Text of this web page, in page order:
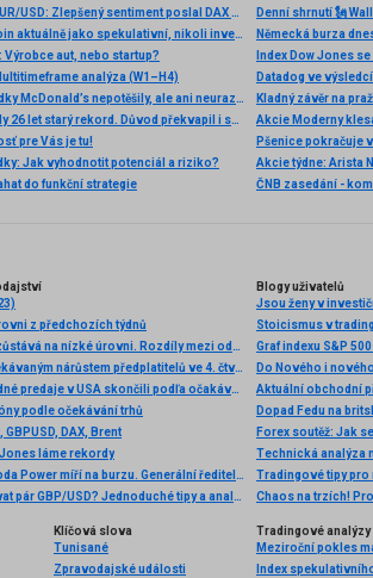
Analýza DAX, Nasdaq, EUR/USD: Zlepšený sentiment poslal DAX na nová maxima
Praktické okénko: Bitcoin aktuálně jako spekulativní, nikoli investiční aktivum
aut, nebo startup?
analýza (W1–H4)
Akciová analýza: Výsledky McDonald’s nepotěšily, ale ani neurazily. Jakou vizi společnost prezentovala?
Akcie Microsoftu zlomily 26 let starý rekord. Důvod překvapil i samotné investory
pre Vás je tu!
Jak vyhodnotit potenciál a riziko?
do funkční strategie
Index Dow Jones
Kladný závěr na
ČNB zasedání -
z předchozích týdnů
Stabilita českých firem zůstává na nízké úrovni. Rozdíly mezi odvětvími se zvětšují
Spotify s vyšším než očekávaným nárůstem předplatitelů ve 4. čtvrtletí
BREAKING: Maloobchodné predaje v USA skončili podľa očakávaní, EURUSD bez výraznejšej zmeny
podle očekávání trhů
GBPUSD, DAX, Brent
láme rekordy
Společnost Doosan Škoda Power míří na burzu. Generální ředitel slibuje zajímavou nabídku
Jak 4. června obchodovat pár GBP/USD? Jednoduché tipy a analýza obchodů pro začátečníky
Blogy uživatelů
Stoicismus v
Graf indexu S&P
Do Nového i
Dopad Fedu na
Technická analýza
Tradingové tipy pro
Chaos na trzích!
Klíčová slova
Tunisané
Zpravodajské události
Tradingové analýzy
Index